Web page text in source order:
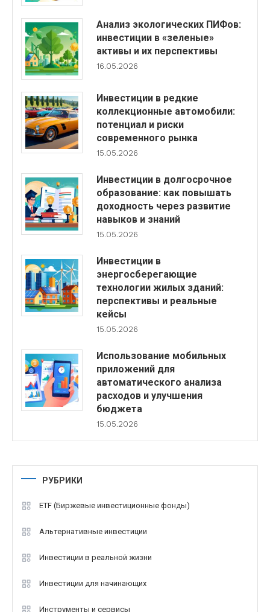
Анализ экологических ПИФов:
инвестиции в «зеленые»
активы и их перспективы
16.05.2026
Инвестиции в редкие
коллекционные автомобили:
потенциал и риски
современного рынка
15.05.2026
Инвестиции в долгосрочное
образование: как повышать
доходность через развитие
навыков и знаний
15.05.2026
Инвестиции в
энергосберегающие
технологии жилых зданий:
перспективы и реальные
кейсы
15.05.2026
Использование мобильных
приложений для
автоматического анализа
расходов и улучшения
бюджета
15.05.2026
РУБРИКИ
ETF (Биржевые инвестиционные фонды)
Альтернативные инвестиции
Инвестиции в реальной жизни
Инвестиции для начинающих
Инструменты и сервисы